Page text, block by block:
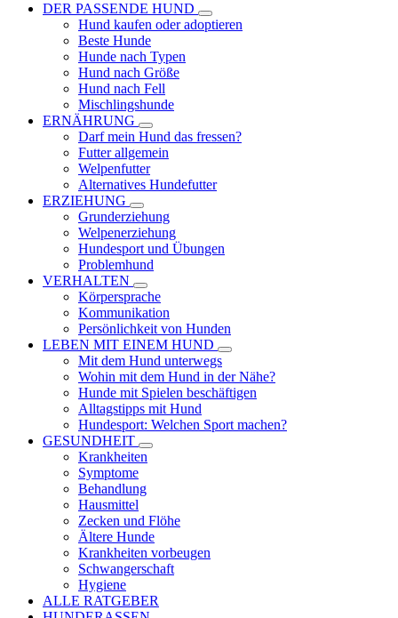
DER PASSENDE HUND
Hund kaufen oder adoptieren
Beste Hunde
Hunde nach Typen
Hund nach Größe
Hund nach Fell
Mischlingshunde
ERNÄHRUNG
Darf mein Hund das fressen?
Futter allgemein
Welpenfutter
Alternatives Hundefutter
ERZIEHUNG
Grunderziehung
Welpenerziehung
Hundesport und Übungen
Problemhund
VERHALTEN
Körpersprache
Kommunikation
Persönlichkeit von Hunden
LEBEN MIT EINEM HUND
Mit dem Hund unterwegs
Wohin mit dem Hund in der Nähe?
Hunde mit Spielen beschäftigen
Alltagstipps mit Hund
Hundesport: Welchen Sport machen?
GESUNDHEIT
Krankheiten
Symptome
Behandlung
Hausmittel
Zecken und Flöhe
Ältere Hunde
Krankheiten vorbeugen
Schwangerschaft
Hygiene
ALLE RATGEBER